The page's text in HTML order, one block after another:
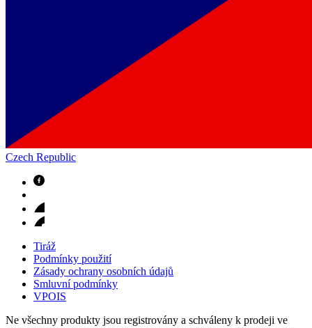
Czech Republic
Tiráž
Podmínky použití
Zásady ochrany osobních údajů
Smluvní podmínky
VPOIS
Ne všechny produkty jsou registrovány a schváleny k prodeji ve